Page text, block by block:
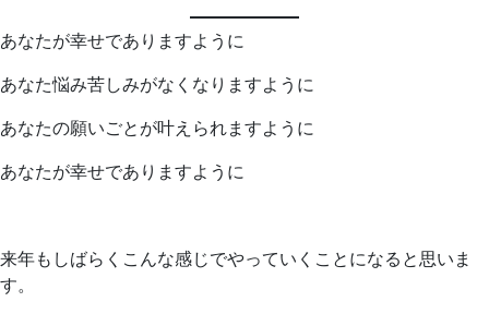
あなたが幸せでありますように
あなた悩み苦しみがなくなりますように
あなたの願いごとが叶えられますように
あなたが幸せでありますように
来年もしばらくこんな感じでやっていくことになると思いま
す。